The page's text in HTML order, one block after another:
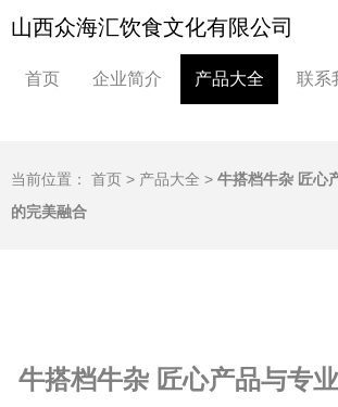
山西众海汇饮食文化有限公司
首页 企业简介 产品大全 联系
当前位置： 首页 > 产品大全 > 牛搭档牛杂 匠心
的完美融合
牛搭档牛杂 匠心产品与专